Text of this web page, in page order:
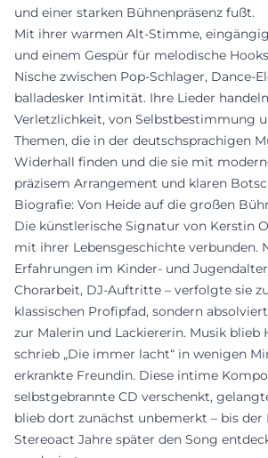
und einer starken Bühnenpräsenz fußt.
Mit ihrer warmen Alt-Stimme,
und einem Gespür für melodische
Nische zwischen Pop-Schlager, Dance-
balladesker Intimität. Ihre Lieder
Verletzlichkeit, von Selbstbestimmung
Themen, die in der deutschsprachigen
Widerhall finden und die sie mit
präzisem Arrangement und klaren
Biografie: Von Heide auf die großen
Die künstlerische Signatur von Kerstin
mit ihrer Lebensgeschichte verbunden.
Erfahrungen im Kinder- und
Chorarbeit, DJ-Auftritte – verfolgte sie
klassischen Profipfad, sondern
zur Malerin und Lackiererin. Musik blieb
schrieb „Die immer lacht“ in wenigen
erkrankte Freundin. Diese intime
selbstgebrannte CD verschenkt,
blieb dort zunächst unbemerkt – bis der
Stereoact Jahre später den Song